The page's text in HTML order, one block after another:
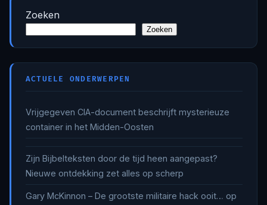
Zoeken
Zoeken
ACTUELE ONDERWERPEN
Vrijgegeven CIA-document beschrijft mysterieuze
container in het Midden-Oosten
Zijn Bijbelteksten door de tijd heen aangepast?
Nieuwe ontdekking zet alles op scherp
Gary McKinnon – De grootste militaire hack ooit… op